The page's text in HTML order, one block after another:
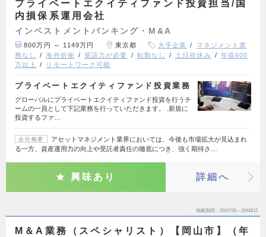
プライベートエクイティファンド投資担当/国
内損保系運用会社
インベストメントバンキング・M&A
800万円 ～ 1149万円 東京都 大手企業
マネジメント業
務なし
海外折衝 英語力が必要 転勤なし 土日祝休み
年収600
万以上
リモートワーク可能
プライベートエクイティファンド投資業務
グローバルにプライベートエクイティファンド投資を行うチ
ームの一員として下記業務を行っていただきます。 .新規に
投資するファ…
会社概要
アセットマネジメント業界においては、今後も市場拡大が見込まれ
る一方、資産運用力の向上や受託者責任の徹底につき、強く期待さ…
興味あり 詳細へ
掲載期間 26/07/30～26/08/12
M＆A業務（スペシャリスト）【岡山市】（年